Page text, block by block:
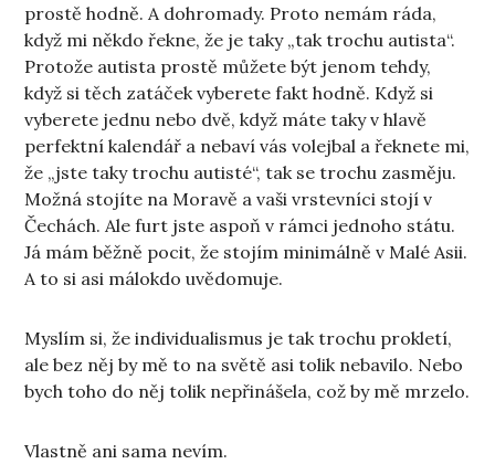
prostě hodně. A dohromady. Proto nemám ráda,
když mi někdo řekne, že je taky „tak trochu autista“.
Protože autista prostě můžete být jenom tehdy,
když si těch zatáček vyberete fakt hodně. Když si
vyberete jednu nebo dvě, když máte taky v hlavě
perfektní kalendář a nebaví vás volejbal a řeknete mi,
že „jste taky trochu autisté“, tak se trochu zasměju.
Možná stojíte na Moravě a vaši vrstevníci stojí v
Čechách. Ale furt jste aspoň v rámci jednoho státu.
Já mám běžně pocit, že stojím minimálně v Malé Asii.
A to si asi málokdo uvědomuje.
Myslím si, že individualismus je tak trochu prokletí,
ale bez něj by mě to na světě asi tolik nebavilo. Nebo
bych toho do něj tolik nepřinášela, což by mě mrzelo.
Vlastně ani sama nevím.